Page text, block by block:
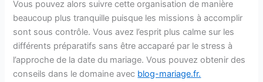
Vous pouvez alors suivre cette organisation de manière
beaucoup plus tranquille puisque les missions à accomplir
sont sous contrôle. Vous avez l’esprit plus calme sur les
différents préparatifs sans être accaparé par le stress à
l’approche de la date du mariage. Vous pouvez obtenir des
conseils dans le domaine avec blog-mariage.fr.